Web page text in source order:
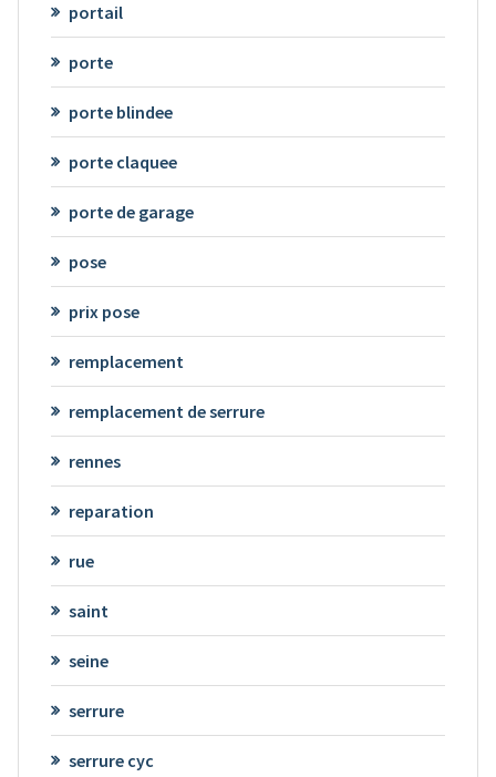
portail
porte
porte blindee
porte claquee
porte de garage
pose
prix pose
remplacement
remplacement de serrure
rennes
reparation
rue
saint
seine
serrure
serrure cyc